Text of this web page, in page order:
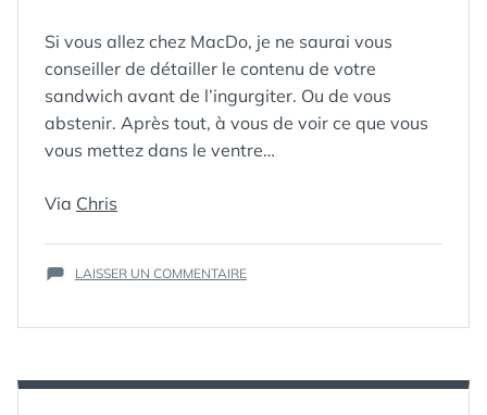
Si vous allez chez MacDo, je ne saurai vous
conseiller de détailler le contenu de votre
sandwich avant de l’ingurgiter. Ou de vous
abstenir. Après tout, à vous de voir ce que vous
vous mettez dans le ventre…
Via Chris
LAISSER UN COMMENTAIRESUR
GRAVES